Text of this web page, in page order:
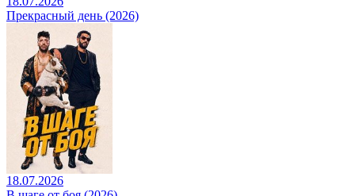
Прекрасный день (2026)
18.07.2026